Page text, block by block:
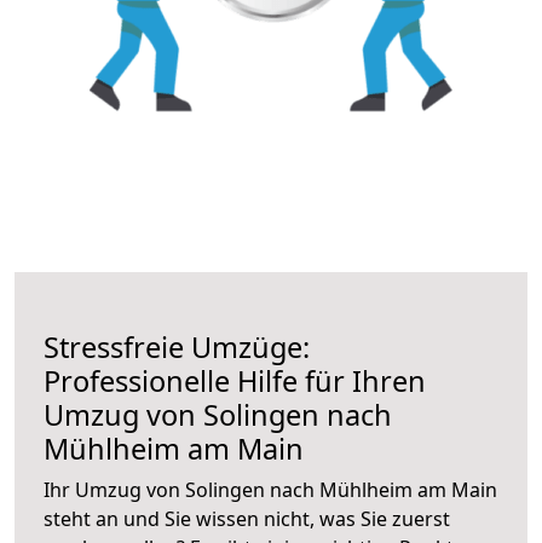
Stressfreie Umzüge:
Professionelle Hilfe für Ihren
Umzug von Solingen nach
Mühlheim am Main
Ihr Umzug von Solingen nach Mühlheim am Main
steht an und Sie wissen nicht, was Sie zuerst